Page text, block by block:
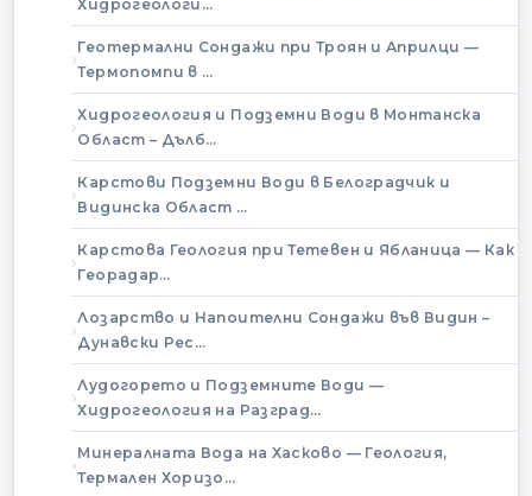
Хидрогеологи…
Геотермални Сондажи при Троян и Априлци —
Термопомпи в …
Хидрогеология и Подземни Води в Монтанска
Област – Дълб…
Карстови Подземни Води в Белоградчик и
Видинска Област …
Карстова Геология при Тетевен и Ябланица — Как
Георадар…
Лозарство и Напоителни Сондажи във Видин –
Дунавски Рес…
Лудогорето и Подземните Води —
Хидрогеология на Разград…
Минералната Вода на Хасково — Геология,
Термален Хоризо…